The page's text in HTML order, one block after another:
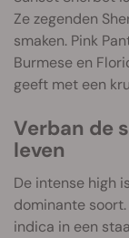
Ze zegenden
smaken. Pink
Burmese en
geeft met een
Verban de
leven
De intense high
dominante soort.
indica in een